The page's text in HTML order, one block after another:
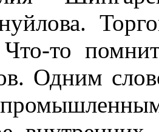
то
Одним